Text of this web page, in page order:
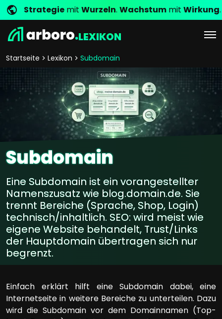
Strategie mit Wurzeln. Wachstum mit Wirkung.
LEXIKON
Startseite Lexikon Subdomain
Subdomain
Eine Subdomain ist ein vorangestellter
Namenszusatz wie blog.domain.de. Sie
trennt Bereiche (Sprache, Shop, Login)
technisch/inhaltlich. SEO: wird meist wie
eigene Website behandelt, Trust/Links
der Hauptdomain übertragen sich nur
begrenzt.
Einfach erklärt hilft eine Subdomain dabei, eine
Internetseite in weitere Bereiche zu unterteilen. Dazu
wird die Subdomain vor dem Domainnamen (Top-